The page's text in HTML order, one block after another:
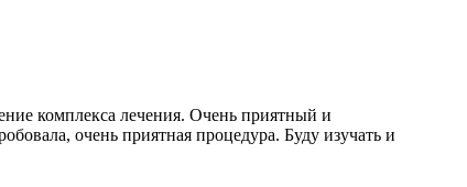
комплекса лечения. Очень приятный и
очень приятная процедура. Буду изучать и